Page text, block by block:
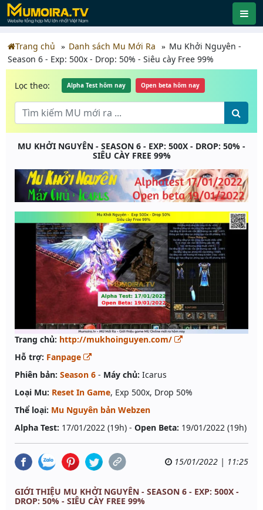
Trang chủ Danh sách Mu Mới Ra
Mu Khởi Nguyên -
Season 6 - Exp: 500x - Drop: 50% - Siêu cày Free 99%
Lọc theo: Alpha Test hôm nay Open beta hôm nay
MU KHỞI NGUYÊN - SEASON 6 - EXP: 500X - DROP: 50% -
SIÊU CÀY FREE 99%
Trang chủ: http://mukhoinguyen.com/
Hỗ trợ: Fanpage
Phiên bản: Season 6 - Máy chủ: Icarus
Loại Mu: Reset In Game, Exp 500x, Drop 50%
Thể loại: Mu Nguyên bản Webzen
Alpha Test: 17/01/2022 (19h) - Open Beta: 19/01/2022 (19h)
15/01/2022 | 11:25
GIỚI THIỆU MU KHỞI NGUYÊN - SEASON 6 - EXP: 500X -
DROP: 50% - SIÊU CÀY FREE 99%